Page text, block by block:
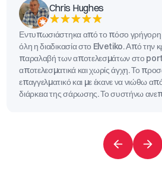
Chris Hughes
Εντυπωσιάστηκα από το πόσο
όλη η διαδικασία στο Elvetiko. Από την
παραλαβή των αποτελεσμάτων στο
αποτελεσματικά και χωρίς άγχη. Το
επαγγελματικό και με έκανε να νιώθω
διάρκεια της σάρωσης. Το συστήνω